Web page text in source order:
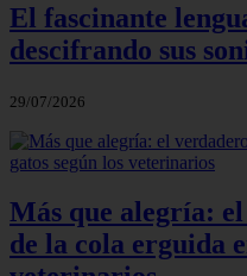
El fascinante
descifrando sus
29/07/2026
Más que alegría:
de la cola erguida